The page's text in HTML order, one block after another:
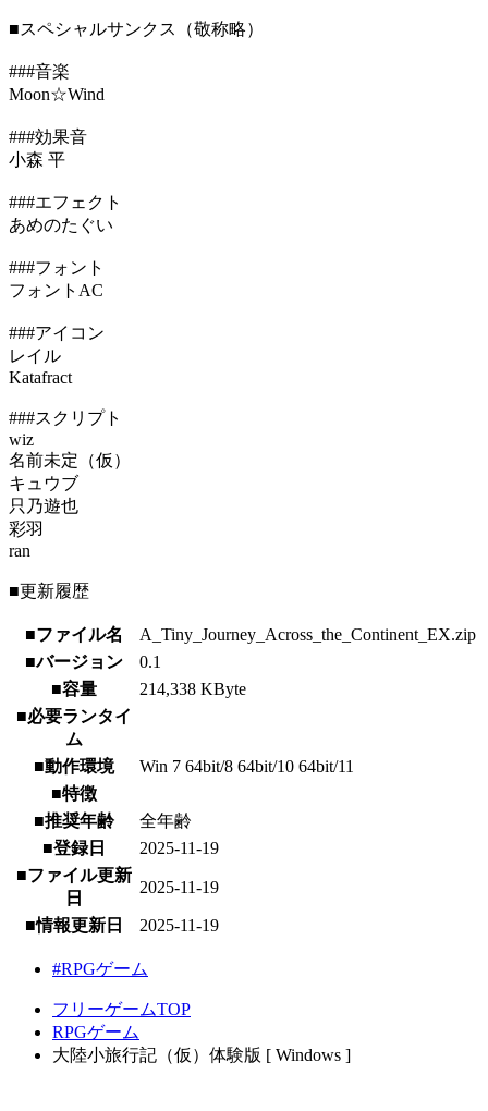
■スペシャルサンクス（敬称略）
###音楽
Moon☆Wind
###効果音
小森 平
###エフェクト
あめのたぐい
###フォント
フォントAC
###アイコン
レイル
Katafract
###スクリプト
wiz
名前未定（仮）
キュウブ
只乃遊也
彩羽
ran
■更新履歴
■ファイル名
A_Tiny_Journey_Across_the_Continent_EX.zip
■バージョン
0.1
■容量
214,338 KByte
■必要ランタイ
ム
■動作環境
Win 7 64bit/8 64bit/10 64bit/11
■特徴
■推奨年齢
全年齢
■登録日
2025-11-19
■ファイル更新
日
2025-11-19
■情報更新日 2025-11-19
#RPGゲーム
フリーゲームTOP
RPGゲーム
大陸小旅行記（仮）体験版 [ Windows ]